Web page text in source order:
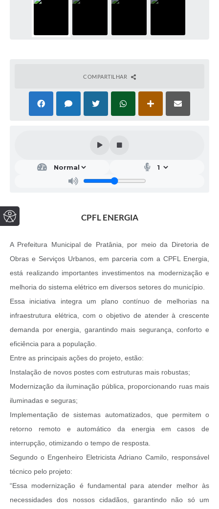
COMPARTILHAR
CPFL ENERGIA
A Prefeitura Municipal de Pratânia, por meio da Diretoria de
Obras e Serviços Urbanos, em parceria com a CPFL Energia,
está realizando importantes investimentos na modernização e
melhoria do sistema elétrico em diversos setores do município.
Essa iniciativa integra um plano contínuo de melhorias na
infraestrutura elétrica, com o objetivo de atender à crescente
demanda por energia, garantindo mais segurança, conforto e
eficiência para a população.
Entre as principais ações do projeto, estão:
Instalação de novos postes com estruturas mais robustas;
Modernização da iluminação pública, proporcionando ruas mais
iluminadas e seguras;
Implementação de sistemas automatizados, que permitem o
retorno remoto e automático da energia em casos de
interrupção, otimizando o tempo de resposta.
Segundo o Engenheiro Eletricista Adriano Camilo, responsável
técnico pelo projeto:
“Essa modernização é fundamental para atender melhor às
necessidades dos nossos cidadãos, garantindo não só um